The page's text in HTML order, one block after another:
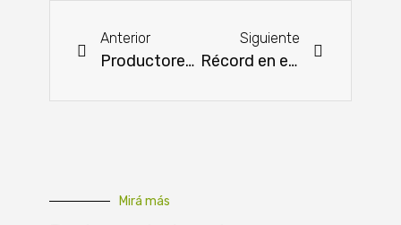
Anterior
Productores reciben insumos para incursionar en la cría de aves
Siguiente
Récord en exportación de carne bovina
Mirá más